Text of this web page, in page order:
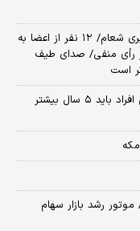
اظهارات جدید معاون پزشکیان درباره تصمیم‌گیری شعام/ ۱۲ نفر از اعضا به
رأی منفی/ صدای طیف
است
جزئیات صدور احکام بازنشستگی اعلام شد/ این افراد باید ۵ سال بیشتر
بینی بورس فردا شنبه ۱۷ مردادماه ۱۴۰۵/ موتور رشد بازار سهام